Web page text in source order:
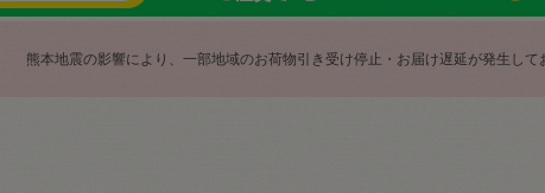
熊本地震の影響により、一部地域のお荷物引き受け停止・お届け遅延が発生して